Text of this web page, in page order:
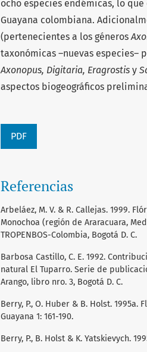
ocho especies endémicas, lo
Guayana colombiana.
(pertenecientes a los géneros
taxonómicas –nuevas especies–
Axonopus, Digitaria, Eragrostis y
aspectos biogeográficos
PDF
Referencias
Arbeláez, M. V. & R. Callejas. 1999.
Monochoa (región de Araracuara,
TROPENBOS-Colombia, Bogotá D. C.
Barbosa Castillo, C. E. 1992.
natural El Tuparro. Serie de
Arango, libro nro. 3, Bogotá D. C.
Berry, P., O. Huber & B. Holst.
Guayana 1: 161-190.
Berry, P., B. Holst & K. Yatskievych.